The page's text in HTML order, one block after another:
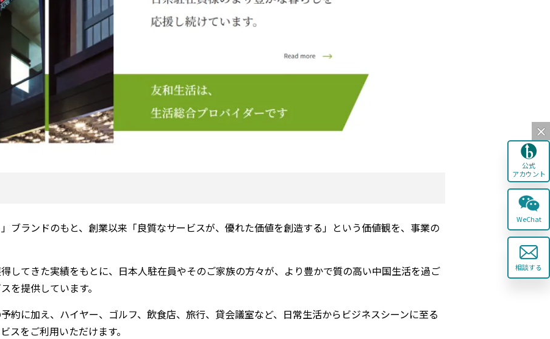
ブランドのもと、創業以来「良質なサービスが、優れた価値を創造する」という価値観を、事業の
してきた実績をもとに、日本人駐在員やそのご家族の方々が、より豊かで質の高い中国生活を過ご
を提供しています。
約に加え、ハイヤー、ゴルフ、飲食店、旅行、貸会議室など、日常生活からビジネスシーンに至る
スをご利用いただけます。
公式
アカウント
WeChat
相談する